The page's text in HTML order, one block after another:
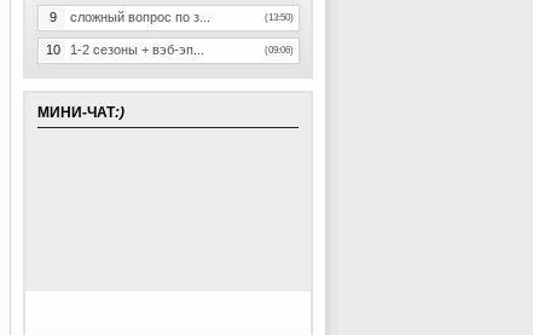
9 сложный вопрос по з... (13:50)
10 1-2 сезоны + вэб-эп... (09:06)
МИНИ-ЧАТ:)